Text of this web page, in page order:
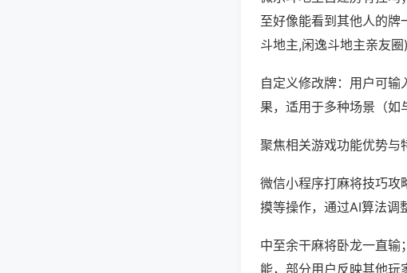
至好像能看到其他人的
斗地主,闲逸斗地主亲友
自定义修改牌：用户可输
果，适用于多种场景（如
聚焦相关游戏功能优势与
微信小程序打麻将技巧攻
摸等操作，通过AI算法调
中至余干麻将卧龙一直输
能，部分用户反映其他玩